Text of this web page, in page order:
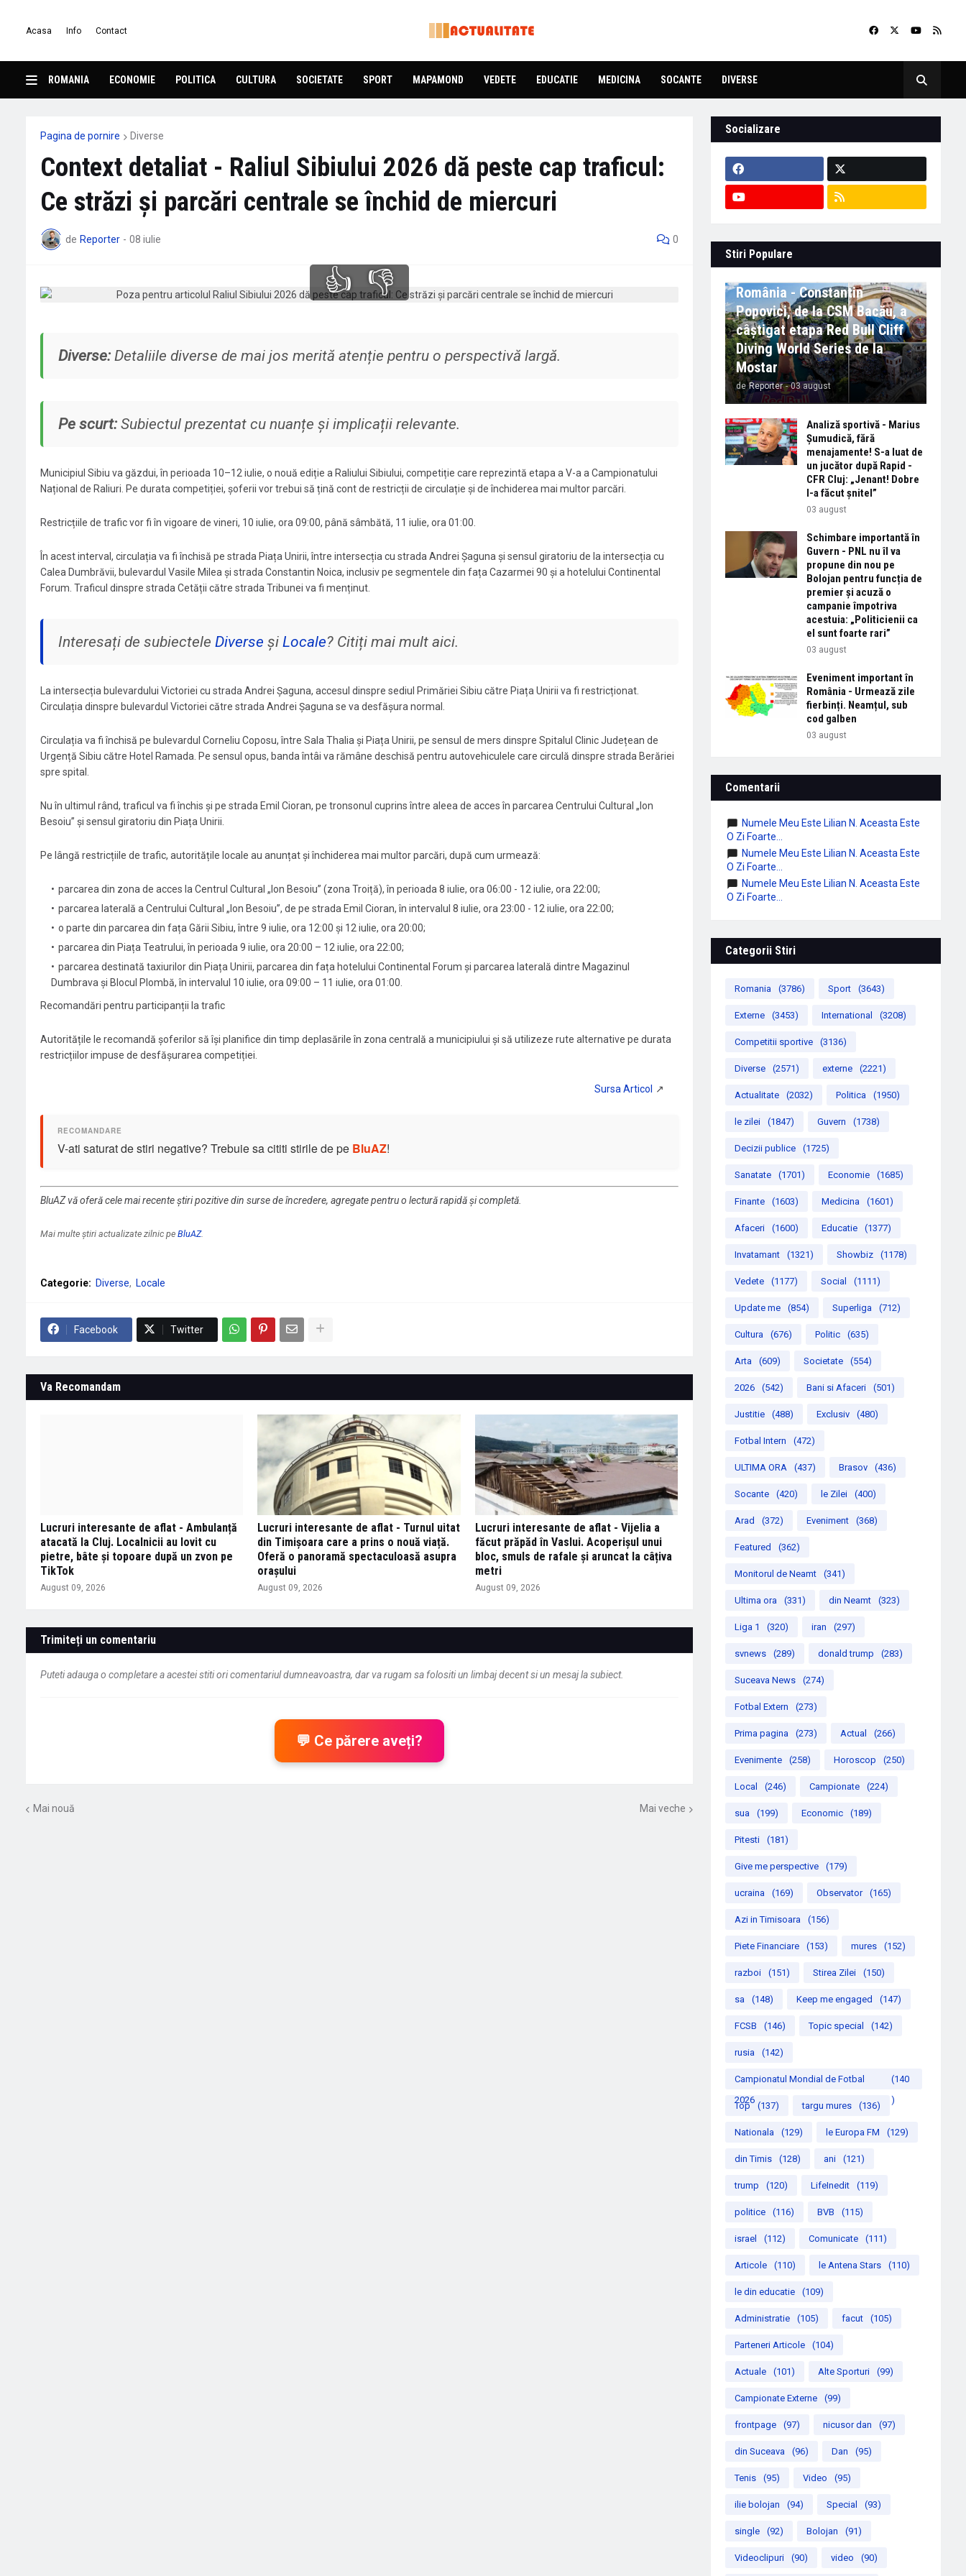
Acasa Info Contact
ROMANIA ECONOMIE POLITICA CULTURA SOCIETATE SPORT MAPAMOND VEDETE EDUCATIE MEDICINA SOCANTE DIVERSE
Pagina de pornire Diverse
Context detaliat - Raliul Sibiului 2026 dă peste cap traficul:
Ce străzi și parcări centrale se închid de miercuri
de Reporter - 08 iulie 0
👍 👎
Diverse:Detaliile diverse de mai jos merită atenție pentru o perspectivă largă.
Pe scurt:Subiectul prezentat cu nuanțe și implicații relevante.
Municipiul Sibiu va găzdui, în perioada 10–12 iulie, o nouă ediție a Raliului Sibiului, competiție care reprezintă etapa a V-a a Campionatului
Național de Raliuri. Pe durata competiției, șoferii vor trebui să țină cont de restricții de circulație și de închiderea mai multor parcări.
Restricțiile de trafic vor fi în vigoare de vineri, 10 iulie, ora 09:00, până sâmbătă, 11 iulie, ora 01:00.
În acest interval, circulația va fi închisă pe strada Piața Unirii, între intersecția cu strada Andrei Șaguna și sensul giratoriu de la intersecția cu
Calea Dumbrăvii, bulevardul Vasile Milea și strada Constantin Noica, inclusiv pe segmentele din fața Cazarmei 90 și a hotelului Continental
Forum. Traficul dinspre strada Cetății către strada Tribunei va fi menținut.
Interesați de subiectele Diverse și Locale? Citiți mai mult aici.
La intersecția bulevardului Victoriei cu strada Andrei Șaguna, accesul dinspre sediul Primăriei Sibiu către Piața Unirii va fi restricționat.
Circulația dinspre bulevardul Victoriei către strada Andrei Șaguna se va desfășura normal.
Circulația va fi închisă pe bulevardul Corneliu Coposu, între Sala Thalia și Piața Unirii, pe sensul de mers dinspre Spitalul Clinic Județean de
Urgență Sibiu către Hotel Ramada. Pe sensul opus, banda întâi va rămâne deschisă pentru autovehiculele care circulă dinspre strada Berăriei
spre spital.
Nu în ultimul rând, traficul va fi închis și pe strada Emil Cioran, pe tronsonul cuprins între aleea de acces în parcarea Centrului Cultural „Ion
Besoiu” și sensul giratoriu din Piața Unirii.
Pe lângă restricțiile de trafic, autoritățile locale au anunțat și închiderea mai multor parcări, după cum urmează:
parcarea din zona de acces la Centrul Cultural „Ion Besoiu” (zona Troiță), în perioada 8 iulie, ora 06:00 - 12 iulie, ora 22:00;
parcarea laterală a Centrului Cultural „Ion Besoiu”, de pe strada Emil Cioran, în intervalul 8 iulie, ora 23:00 - 12 iulie, ora 22:00;
o parte din parcarea din fața Gării Sibiu, între 9 iulie, ora 12:00 și 12 iulie, ora 20:00;
parcarea din Piața Teatrului, în perioada 9 iulie, ora 20:00 – 12 iulie, ora 22:00;
parcarea destinată taxiurilor din Piața Unirii, parcarea din fața hotelului Continental Forum și parcarea laterală dintre Magazinul
Dumbrava și Blocul Plombă, în intervalul 10 iulie, ora 09:00 – 11 iulie, ora 01:00.
Recomandări pentru participanții la trafic
Autoritățile le recomandă șoferilor să își planifice din timp deplasările în zona centrală a municipiului și să utilizeze rute alternative pe durata
restricțiilor impuse de desfășurarea competiției.
V-ati saturat de stiri negative? Trebuie sa cititi stirile de pe BluAZ!
BluAZ vă oferă cele mai recente știri pozitive din surse de încredere, agregate pentru o lectură rapidă și completă.
Mai multe știri actualizate zilnic pe BluAZ.
Categorie: Diverse Locale
Facebook Twitter
Va Recomandam
Lucruri interesante de aflat - Ambulanță
atacată la Cluj. Localnicii au lovit cu
pietre, bâte și topoare după un zvon pe
TikTok
August 09, 2026
Lucruri interesante de aflat - Turnul uitat
din Timișoara care a prins o nouă viață.
Oferă o panoramă spectaculoasă asupra
oraşului
August 09, 2026
Lucruri interesante de aflat - Vijelia a
făcut prăpăd în Vaslui. Acoperișul unui
bloc, smuls de rafale și aruncat la câțiva
metri
August 09, 2026
Trimiteți un comentariu
Puteti adauga o completare a acestei stiti ori comentariul dumneavoastra, dar va rugam sa folositi un limbaj decent si un mesaj la subiect.
💬 Ce părere aveți?
Mai nouă Mai veche
Socializare
Stiri Populare
România - Constantin
Popovici, de la CSM Bacău, a
câștigat etapa Red Bull Cliff
Diving World Series de la
Mostar
de Reporter - 03 august
Analiză sportivă - Marius
Șumudică, fără
menajamente! S-a luat de
un jucător după Rapid -
CFR Cluj: „Jenant! Dobre
l-a făcut șnitel”
03 august
Schimbare importantă în
Guvern - PNL nu îl va
propune din nou pe
Bolojan pentru funcția de
premier și acuză o
campanie împotriva
acestuia: „Politicienii ca
el sunt foarte rari”
03 august
Eveniment important în
România - Urmează zile
fierbinți. Neamțul, sub
cod galben
03 august
Comentarii
Numele Meu Este Lilian N. Aceasta Este
O Zi Foarte...
Numele Meu Este Lilian N. Aceasta Este
O Zi Foarte...
Numele Meu Este Lilian N. Aceasta Este
O Zi Foarte...
Categorii Stiri
Romania (3786) Sport (3643)
Externe (3453) International (3208)
Competitii sportive (3136)
Diverse (2571) externe (2221)
Actualitate (2032) Politica (1950)
le zilei (1847) Guvern (1738)
Decizii publice (1725)
Sanatate (1701) Economie (1685)
Finante (1603) Medicina (1601)
Afaceri (1600) Educatie (1377)
Invatamant (1321) Showbiz (1178)
Vedete (1177) Social (1111)
Update me (854) Superliga (712)
Cultura (676) Politic (635)
Arta (609) Societate (554)
2026 (542) Bani si Afaceri (501)
Justitie (488) Exclusiv (480)
Fotbal Intern (472)
ULTIMA ORA (437) Brasov (436)
Socante (420) le Zilei (400)
Arad (372) Eveniment (368)
Featured (362)
Monitorul de Neamt (341)
Ultima ora (331) din Neamt (323)
Liga 1 (320) iran (297)
svnews (289) donald trump (283)
Suceava News (274)
Fotbal Extern (273)
Prima pagina (273) Actual (266)
Evenimente (258) Horoscop (250)
Local (246) Campionate (224)
sua (199) Economic (189)
Pitesti (181)
Give me perspective (179)
ucraina (169) Observator (165)
Azi in Timisoara (156)
Piete Financiare (153) mures (152)
razboi (151) Stirea Zilei (150)
sa (148) Keep me engaged (147)
FCSB (146) Topic special (142)
rusia (142)
Campionatul Mondial de Fotbal
2026
(140
)
Top (137) targu mures (136)
Nationala (129) le Europa FM (129)
din Timis (128) ani (121)
trump (120) LifeInedit (119)
politice (116) BVB (115)
israel (112) Comunicate (111)
Articole (110) le Antena Stars (110)
le din educatie (109)
Administratie (105) facut (105)
Parteneri Articole (104)
Actuale (101) Alte Sporturi (99)
Campionate Externe (99)
frontpage (97) nicusor dan (97)
din Suceava (96) Dan (95)
Tenis (95) Video (95)
ilie bolojan (94) Special (93)
single (92) Bolojan (91)
Videoclipuri (90) video (90)